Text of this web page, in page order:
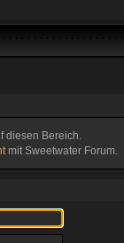
diesen Bereich.
mit Sweetwater Forum.